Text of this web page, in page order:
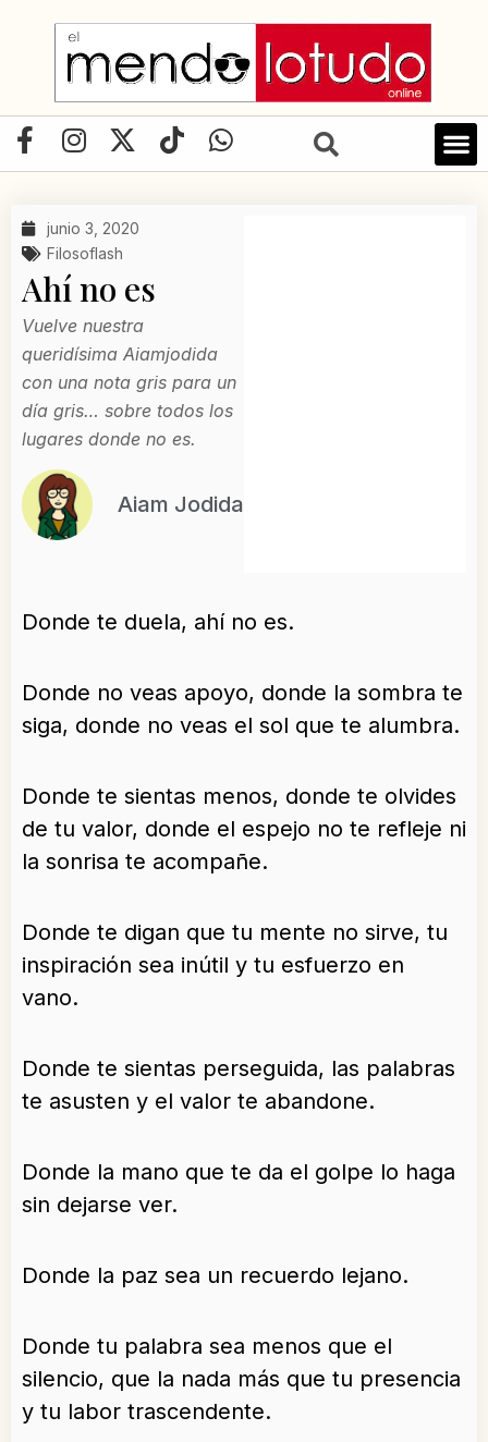
contenido
F
a
e
b
o
o
k
-
f
I
n
t
a
r
a
m
X
-
w
i
t
e
r
T
i
W
h
junio 3, 2020
Filosoflash
Ahí no es
Vuelve nuestra
queridísima Aiamjodida
con una nota gris para un
día gris… sobre todos los
lugares donde no es.
Aiam Jodida
Donde te duela, ahí no es.
Donde no veas apoyo, donde la sombra te
siga, donde no veas el sol que te alumbra.
Donde te sientas menos, donde te olvides
de tu valor, donde el espejo no te refleje ni
la sonrisa te acompañe.
Donde te digan que tu mente no sirve, tu
inspiración sea inútil y tu esfuerzo en
vano.
Donde te sientas perseguida, las palabras
te asusten y el valor te abandone.
Donde la mano que te da el golpe lo haga
sin dejarse ver.
Donde la paz sea un recuerdo lejano.
Donde tu palabra sea menos que el
silencio, que la nada más que tu presencia
y tu labor trascendente.